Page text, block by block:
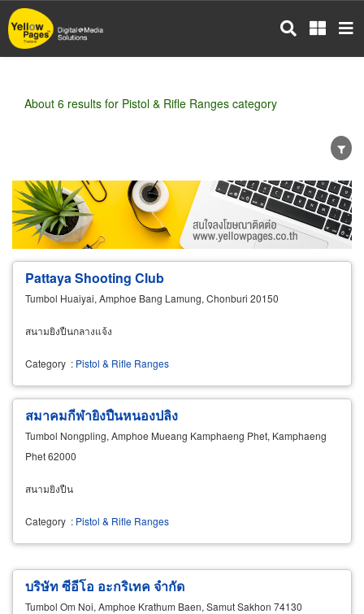
Skip
to
main
About 6 results for Pistol & Rifle Ranges category
Wholesale Retail Manufacturer
Dealer
Exporter/Importer
Service Business
Pattaya Shooting Club
Tumbol Huaiyai, Amphoe Bang Lamung, Chonburi 20150
สนามยิงปืนกลางแจ้ง
Category : Pistol & Rifle Ranges
สมาคมกีฬายิงปืนหนองปลิง
Tumbol Nongpling, Amphoe Mueang Kamphaeng Phet, Kamphaeng
Phet 62000
สนามยิงปืน
Category : Pistol & Rifle Ranges
บริษัท ซีอีโอ อะกริเทค จำกัด
Tumbol Om Noi, Amphoe Krathum Baen, Samut Sakhon 74130